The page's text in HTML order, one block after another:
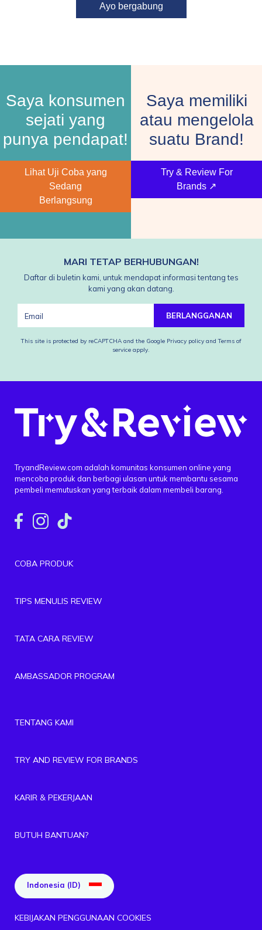
Ayo bergabung
Saya konsumen
sejati yang
punya pendapat!
Lihat Uji Coba yang
Sedang
Berlangsung
Saya memiliki
atau mengelola
suatu Brand!
Try & Review For
Brands ↗
MARI TETAP BERHUBUNGAN!
Daftar di buletin kami, untuk mendapat informasi tentang tes
kami yang akan datang.
BERLANGGANAN
This site is protected by reCAPTCHA and the Google Privacy policy and Terms of
service apply.
TryandReview.com adalah komunitas konsumen online yang
mencoba produk dan berbagi ulasan untuk membantu sesama
pembeli memutuskan yang terbaik dalam membeli barang.
COBA PRODUK
TIPS MENULIS REVIEW
TATA CARA REVIEW
AMBASSADOR PROGRAM
TENTANG KAMI
TRY AND REVIEW FOR BRANDS
KARIR & PEKERJAAN
BUTUH BANTUAN?
Indonesia (ID)
KEBIJAKAN PENGGUNAAN COOKIES